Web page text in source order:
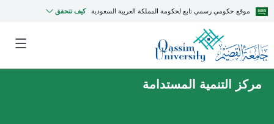
موقع حكومي رسمي تابع لحكومة المملكة العربية السعودية كيف تتحقق
مركز التنمية المستدامة